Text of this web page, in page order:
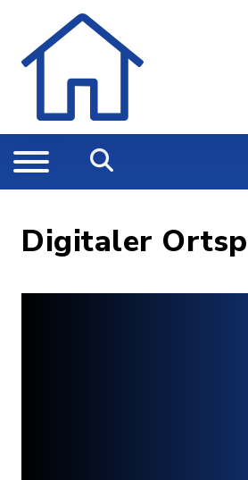
Digitaler